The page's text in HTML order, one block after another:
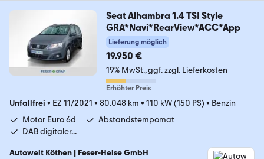
Seat Alhambra 1.4 TSI Style
GRA*Navi*RearView*ACC*App
Lieferung möglich
19.950 €
19% MwSt. ggf. zzgl. Lieferkosten
Erhöhter Preis
Unfallfrei • EZ 11/2021 • 80.048 km • 110 kW (150 PS) • Benzin
Motor Euro 6d
Abstandstempomat
DAB digitaler...
Autowelt Köthen | Feser-Heise GmbH